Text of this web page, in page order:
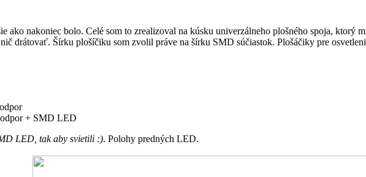
ako nakoniec bolo. Celé som to zrealizoval na kúsku univerzálneho plošného spoja,
drátovať. Šírku plošíčiku som zvolil práve na šírku SMD súčiastok. Plošáčiky pre
+ SMD LED
LED, tak aby svietili :). Polohy predných LED.